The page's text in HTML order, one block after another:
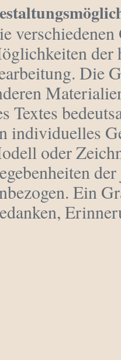
der
Die
Textes
individuelles
oder
Ein